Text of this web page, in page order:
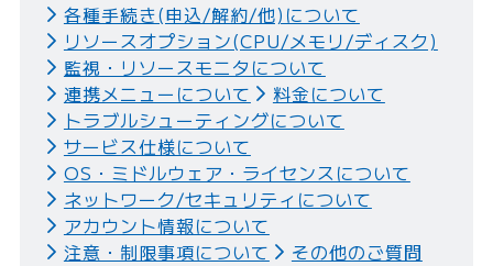
各種手続き(申込/解約/他)について
リソースオプション(CPU/メモリ/ディスク)
監視・リソースモニタについて
連携メニューについて
料金について
トラブルシューティングについて
サービス仕様について
OS・ミドルウェア・ライセンスについて
ネットワーク/セキュリティについて
アカウント情報について
注意・制限事項について
その他のご質問